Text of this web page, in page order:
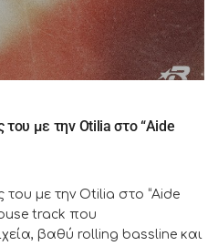
του με την Otilia στο “Aide
του με την Otilia στο “Aide
track που
βαθύ rolling bassline και